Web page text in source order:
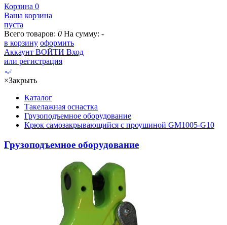
Корзина 0
Ваша корзина
пуста
Всего товаров: 0 На сумму: -
в корзину оформить
Аккаунт ВОЙТИ Вход
или регистрация
×Закрыть
Каталог
Такелажная оснастка
Грузоподъемное оборудование
Крюк самозакрывающийся с проушиной GM1005-G10
Грузоподъемное оборудование